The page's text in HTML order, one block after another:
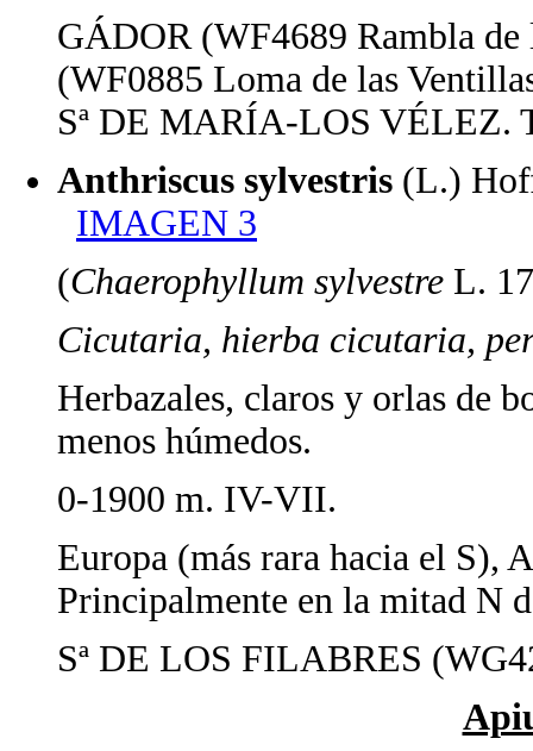
GÁDOR (WF4689 Rambla de
(WF0885 Loma de las
Sª DE MARÍA-LOS VÉLEZ.
Anthriscus sylvestris (L.)
IMAGEN 3
(Chaerophyllum sylvestre L.
Cicutaria, hierba cicutaria,
Herbazales, claros y orlas de
menos húmedos.
0-1900 m. IV-VII.
Europa (más rara hacia el S),
Principalmente en la mitad N
Sª DE LOS FILABRES